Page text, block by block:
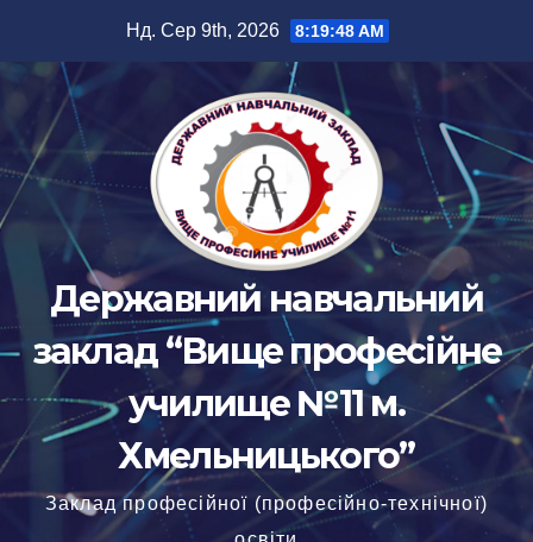
Нд. Сер 9th, 2026 8:19:49 AM
Державний навчальний
заклад “Вище професійне
училище №11 м.
Хмельницького”
Заклад професійної (професійно-технічної)